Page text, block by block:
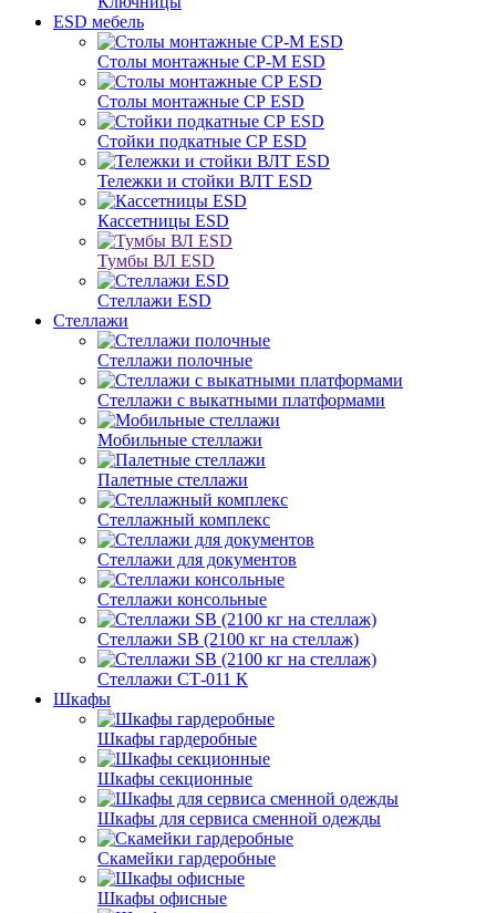
ESD мебель
Столы монтажные СР-М ESD
Столы монтажные СР ESD
Стойки подкатные СР ESD
Тележки и стойки ВЛТ ESD
Кассетницы ESD
Тумбы ВЛ ESD
Стеллажи ESD
Стеллажи
Стеллажи полочные
Стеллажи с выкатными платформами
Мобильные стеллажи
Палетные стеллажи
Стеллажный комплекс
Стеллажи для документов
Стеллажи консольные
Стеллажи SB (2100 кг на стеллаж)
Стеллажи СТ-011 К
Шкафы
Шкафы гардеробные
Шкафы секционные
Шкафы для сервиса сменной одежды
Скамейки гардеробные
Шкафы офисные